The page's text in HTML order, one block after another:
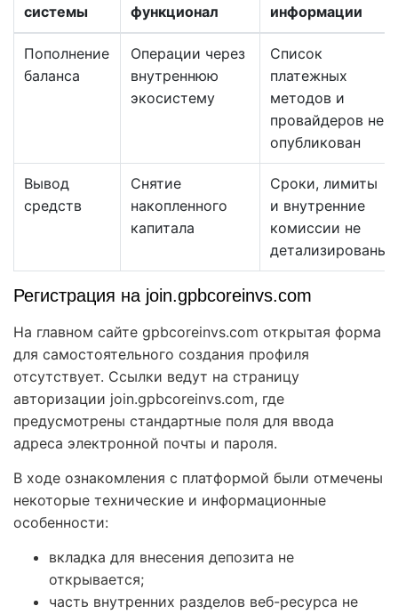
системы
функционал
информации
Пополнение
баланса
Операции через
внутреннюю
экосистему
Список
платежных
методов и
провайдеров не
опубликован
Вывод
средств
Снятие
накопленного
капитала
Сроки, лимиты
и внутренние
комиссии не
детализированы
Регистрация на join.gpbcoreinvs.com
На главном сайте gpbcoreinvs.com открытая форма
для самостоятельного создания профиля
отсутствует. Ссылки ведут на страницу
авторизации join.gpbcoreinvs.com, где
предусмотрены стандартные поля для ввода
адреса электронной почты и пароля.
В ходе ознакомления с платформой были отмечены
некоторые технические и информационные
особенности:
вкладка для внесения депозита не
открывается;
часть внутренних разделов веб-ресурса не